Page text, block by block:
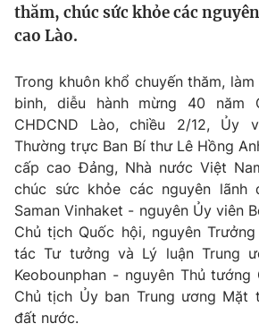
Tin tức
Thế giới đó đây
Câu chuyện quốc tế
Kinh tế
Thị trường
Góc doanh nghiệp
Dữ liệu và đời sống
Truyền hình
Phim VTV
Hậu trường
Nhân vật
Khán giả
Giải sao mai
Giải trí
Điện ảnh
Âm nhạc
Sao
Đời sống
Du lịch
Làm đẹp
Giáo dục
Tuyển sinh
thăm, chúc sức khỏe các
cao Lào.
Trong khuôn khổ chuyến thăm,
binh, diễu hành mừng 40 năm
CHDCND Lào, chiều 2/12, Ủy
Thường trực Ban Bí thư Lê Hồng
cấp cao Đảng, Nhà nước Việt
chúc sức khỏe các ​nguyên lãnh
Saman Vinhaket - nguyên Ủy viên
Chủ tịch Quốc hội, nguyên
tác Tư tưởng và Lý luận Trung
Keobounphan - nguyên Thủ tướng
Chủ tịch Ủy ban Trung ương Mặt
đất nước.